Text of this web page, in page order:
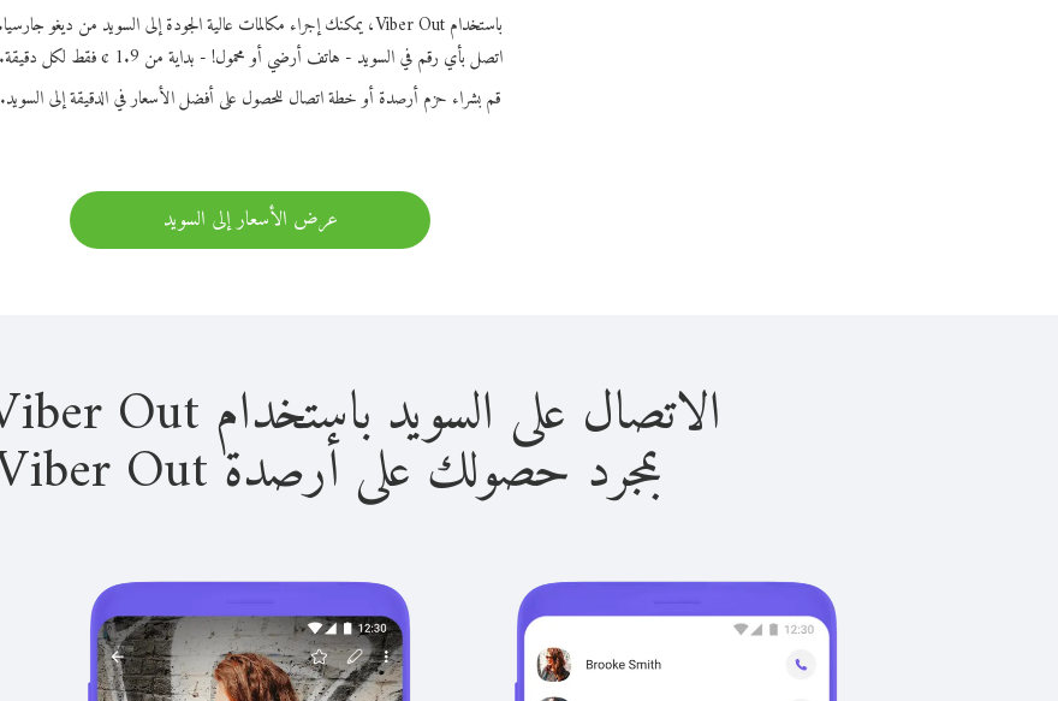
باستخدام Viber Out، يمكنك إجراء مكالمات عالية الجودة إلى السويد من ديغو جارسيا.
اتصل بأي رقم في السويد - هاتف أرضي أو محمول! - بداية من 1.9 ¢ فقط لكل دقيقة.
قم بشراء حزم أرصدة أو خطة اتصال للحصول على أفضل الأسعار في الدقيقة إلى السويد.
عرض الأسعار إلى السويد
الاتصال على السويد باستخدام Viber Out سهل للغاية.
بمجرد حصولك على أرصدة Viber Out، يمكنك: